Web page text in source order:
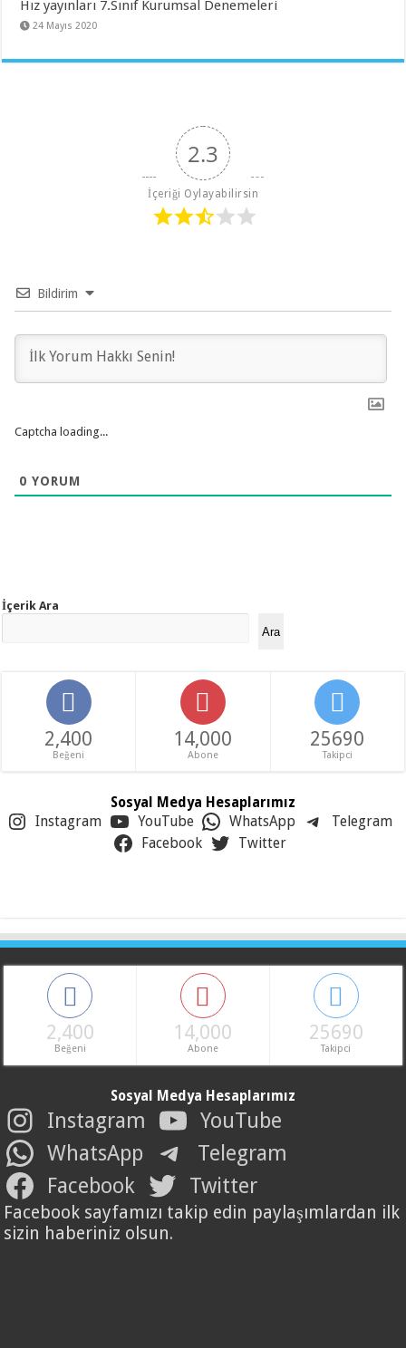
Hız yayınları 7.Sınıf Kurumsal Denemeleri
24 Mayıs 2020
2.3
İçeriği Oylayabilirsin
Bildirim
Captcha loading...
0 YORUM
İçerik Ara
Ara
2,400
Beğeni
14,000
Abone
25690
Takipci
Sosyal Medya Hesaplarımız
Instagram YouTube WhatsApp
Telegram
Facebook
Twitter
2,400
Beğeni
14,000
Abone
25690
Takipci
Sosyal Medya Hesaplarımız
Instagram
YouTube
WhatsApp
Telegram
Facebook
Twitter
Facebook sayfamızı takip edin paylaşımlardan ilk
sizin haberiniz olsun.